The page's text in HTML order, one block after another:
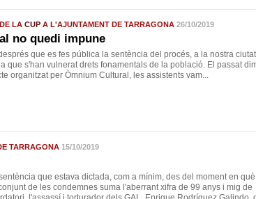
LA CUP A L'AJUNTAMENT DE TARRAGONA 26/10/2019
no quedi impune
que es fes pública la sentència del procés, a la nostra ciutat
que s'han vulnerat drets fonamentals de la població. El passat
organitzat per Òmnium Cultural, les assistents vam...
TARRAGONA 15/10/2019
que estava dictada, com a mínim, des del moment en
de les condemnes suma l'aberrant xifra de 99 anys i mig de